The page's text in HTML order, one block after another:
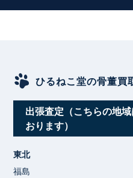
ひるねこ堂の骨董買
出張査定（こちらの地
おります）
東北
福島